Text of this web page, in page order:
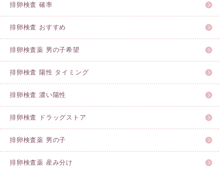
排卵検査 確率
排卵検査 おすすめ
排卵検査薬 男の子希望
排卵検査 陽性 タイミング
排卵検査 濃い陽性
排卵検査 ドラッグストア
排卵検査薬 男の子
排卵検査薬 産み分け